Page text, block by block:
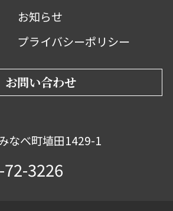
お知らせ
プライバシーポリシー
お問い合わせ
なべ町埴田1429-1
3226